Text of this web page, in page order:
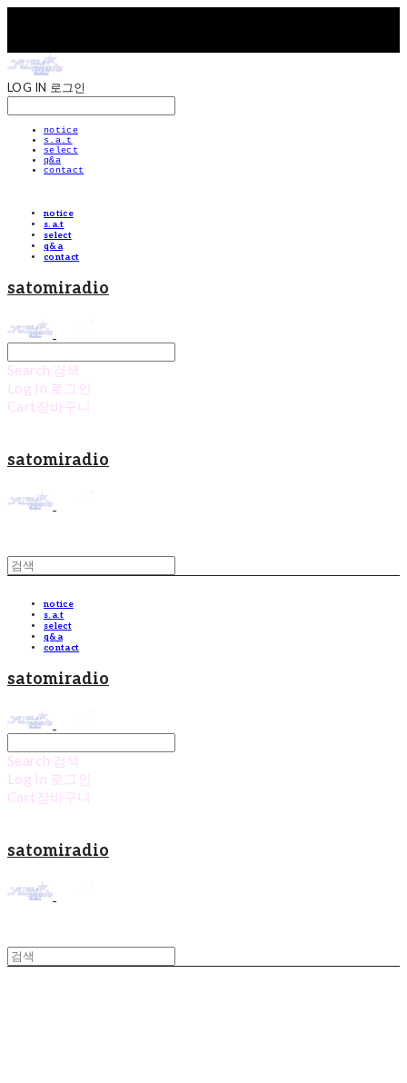
LOG IN 로그인
notice
s.a.t
select
q&a
contact
notice
s.a.t
select
q&a
contact
satomiradio
Search 검색
Log In 로그인
Cart 장바구니
satomiradio
notice
s.a.t
select
q&a
contact
satomiradio
Search 검색
Log In 로그인
Cart 장바구니
satomiradio